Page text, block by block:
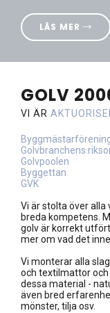
LÄS MER
GOLV
VI ÄR
Golvbranchens
Golvpoolen
Byggettan
GVK
Vi är stolta över
breda kompetens.
golv är korrekt
mer om vad det
Vi monterar alla
och textilmattor
dessa material -
även bred
mönster, tilja osv.